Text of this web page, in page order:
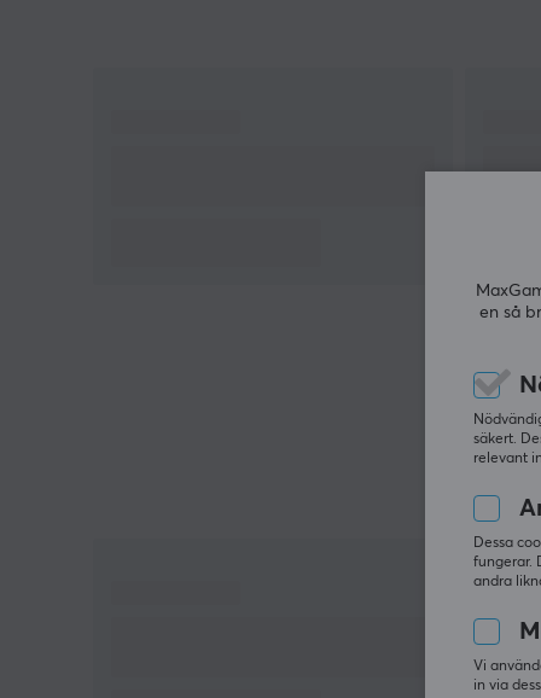
en så
säkert.
relevant
Dessa
fungerar.
andra
Vi
in via